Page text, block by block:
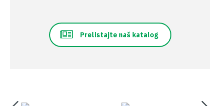
Prelistajte naš katalog